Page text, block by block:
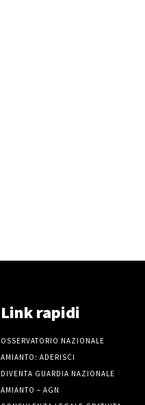
Link rapidi
OSSERVATORIO NAZIONALE
AMIANTO: ADERISCI
DIVENTA GUARDIA NAZIONALE
AMIANTO – AGN